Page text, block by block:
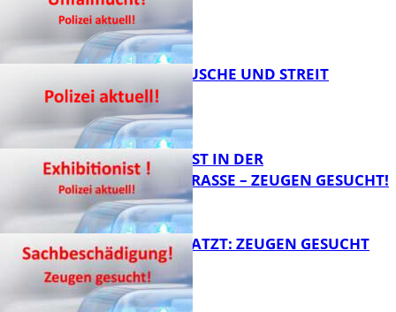
KNALLGERÄUSCHE UND STREIT
EXHIBITIONIST IN DER
VELMANNSTRASSE – ZEUGEN GESUCHT!
AUTO ZERKRATZT: ZEUGEN GESUCHT